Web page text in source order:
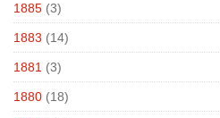
1885 (3)
1883 (14)
1881 (3)
1880 (18)